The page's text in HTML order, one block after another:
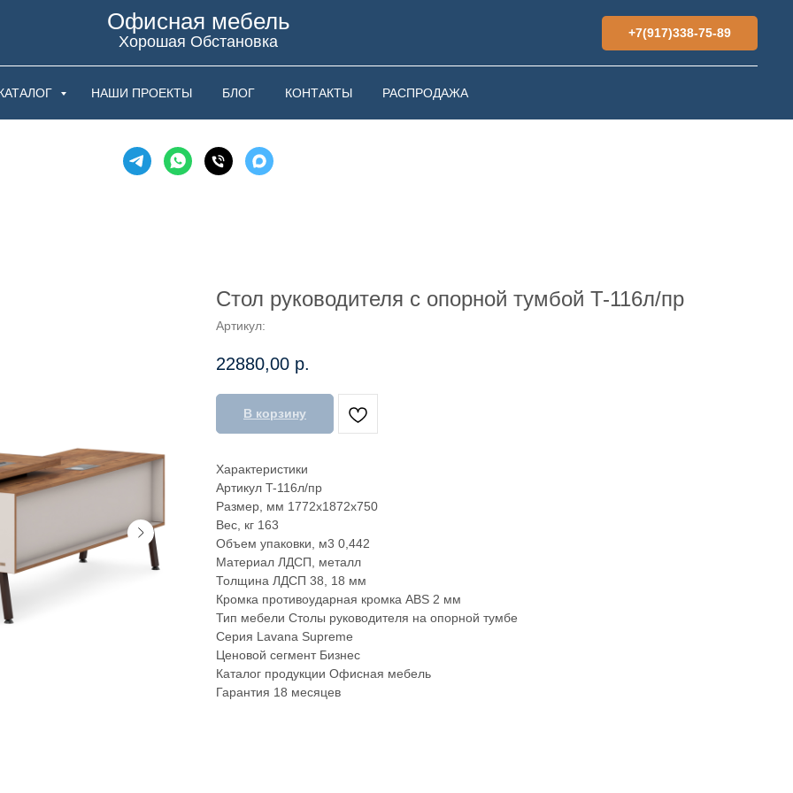
Офисная мебель
Хорошая Обстановка +7(917)338-75-89
НАШИ ПРОЕКТЫ БЛОГ КОНТАКТЫ РАСПРОДАЖА
Стол руководителя с опорной тумбой T-116л/пр
Артикул:
22880,00 р.
В корзину
Характеристики
Артикул T-116л/пр
Размер, мм 1772х1872х750
Вес, кг 163
Объем упаковки, м3 0,442
Материал ЛДСП, металл
Толщина ЛДСП 38, 18 мм
Кромка противоударная кромка ABS 2 мм
Тип мебели Столы руководителя на опорной тумбе
Серия Lavana Supreme
Ценовой сегмент Бизнес
Каталог продукции Офисная мебель
Гарантия 18 месяцев